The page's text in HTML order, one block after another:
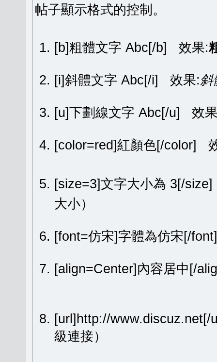
帖子顯示格式的控制。
[b]粗體文字 Abc[/b] 效果:
[i]斜體文字 Abc[/i] 效果:斜
[u]下劃線文字 Abc[/u] 效
[color=red]紅顏色[/color]
[size=3]文字大小為 3[/
大小）
[font=仿宋]字體為仿宋[/
[align=Center]內容居中[/
[url]http://
級連接）